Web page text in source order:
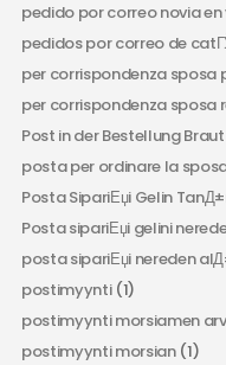
pedido por correo novia
pedidos por correo de
per corrispondenza sposa
per corrispondenza sposa
Post in der Bestellung Braut
posta per ordinare la
Posta SipariЕџi Gelin
Posta sipariЕџi gelini
posta sipariЕџi nereden
postimyynti(1)
postimyynti morsiamen
postimyynti morsian(1)